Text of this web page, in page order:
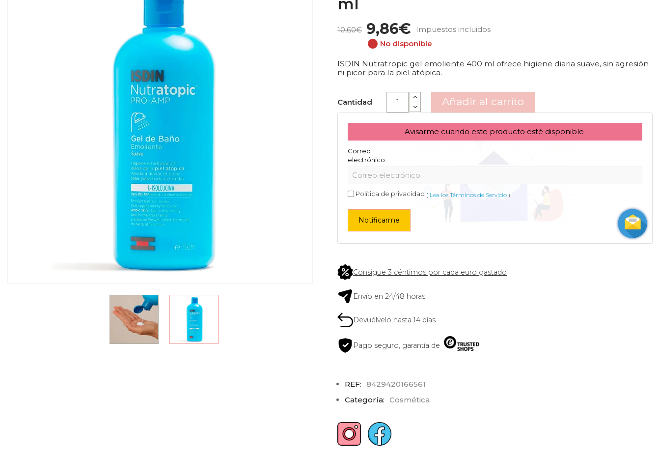
10,60€ 9,86€
Impuestos incluidos
No disponible
ISDIN Nutratropic gel emoliente 400 ml ofrece higiene diaria suave, sin agresión
ni picor para la piel atópica.
Cantidad Añadir al carrito
Avisarme cuando este producto esté disponible
Correo
electrónico:
Política de privacidad ( Lea los Términos de Servicio )
Notificarme
Consigue 3 céntimos por cada euro gastado
Envío en 24/48 horas
Devuélvelo hasta 14 días
Pago seguro, garantía de
REF: 8429420166561
Categoría: Cosmética